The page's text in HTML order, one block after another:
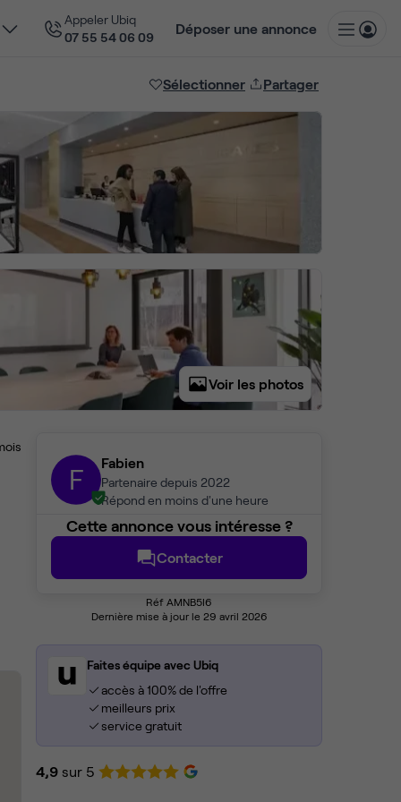
Appeler Ubiq
07 55 54 06 09
Déposer une annonce
Sélectionner Partager
Voir les photos
F Fabien
Partenaire depuis 2022
Répond en moins d'une heure
Cette annonce vous intéresse ?
Contacter
Réf AMNB5I6
Dernière mise à jour le 29 avril 2026
Faites équipe avec Ubiq
accès à 100% de l'offre
meilleurs prix
service gratuit
4,9 sur 5